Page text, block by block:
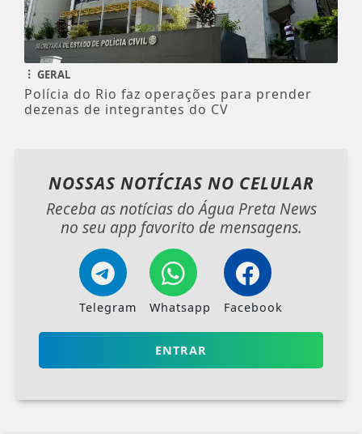
GERAL
Polícia do Rio faz operações para prender
dezenas de integrantes do CV
NOSSAS NOTÍCIAS NO CELULAR
Receba as notícias do Água Preta News
no seu app favorito de mensagens.
Telegram Whatsapp Facebook
ENTRAR